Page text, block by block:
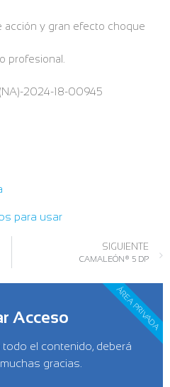
acción y gran efecto choque
profesional.
2024-18-00945
para usar
SIGUIENTE
CAMALEÓN® 5 DP
Acceso
el contenido, deberá
gracias.
ÁREA PRIVADA